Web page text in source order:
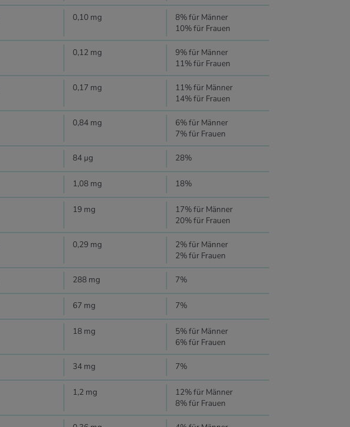
0,10 mg
8% für Männer
10% für Frauen
0,12 mg
9% für Männer
11% für Frauen
0,17 mg
11% für Männer
14% für Frauen
0,84 mg
6% für Männer
7% für Frauen
84 µg 28%
1,08 mg 18%
19 mg
17% für Männer
20% für Frauen
0,29 mg
2% für Männer
2% für Frauen
288 mg 7%
67 mg 7%
18 mg
5% für Männer
6% für Frauen
34 mg 7%
1,2 mg
12% für Männer
8% für Frauen